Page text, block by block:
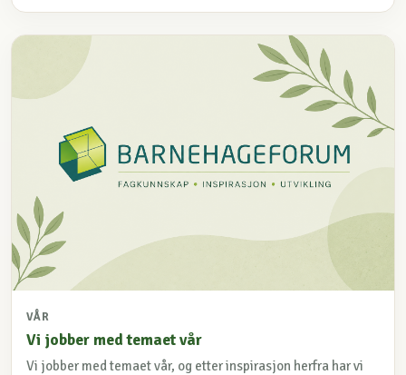
VÅR
Vi jobber med temaet vår
Vi jobber med temaet vår, og etter inspirasjon herfra har vi